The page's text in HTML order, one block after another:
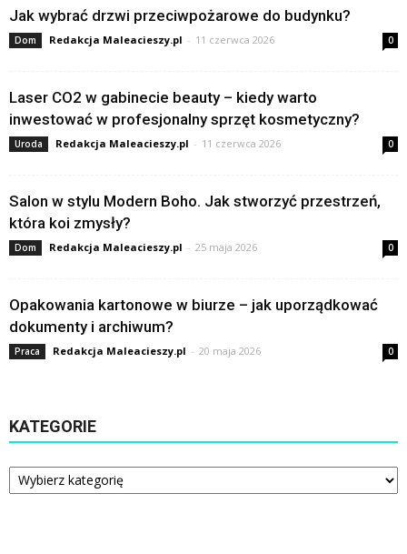
Jak wybrać drzwi przeciwpożarowe do budynku?
Dom Redakcja Maleacieszy.pl - 11 czerwca 2026 0
Laser CO2 w gabinecie beauty – kiedy warto
inwestować w profesjonalny sprzęt kosmetyczny?
Uroda Redakcja Maleacieszy.pl - 11 czerwca 2026 0
Salon w stylu Modern Boho. Jak stworzyć przestrzeń,
która koi zmysły?
Dom Redakcja Maleacieszy.pl - 25 maja 2026 0
Opakowania kartonowe w biurze – jak uporządkować
dokumenty i archiwum?
Praca Redakcja Maleacieszy.pl - 20 maja 2026 0
KATEGORIE
Kategorie